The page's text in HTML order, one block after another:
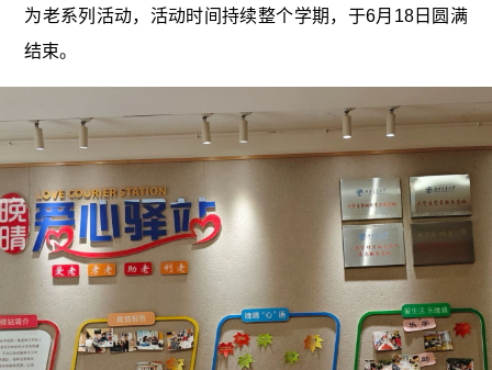
为老系列活动，活动时间持续整个学期，于6月18日圆满
结束。